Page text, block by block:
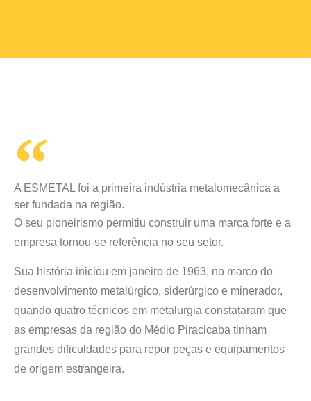
A ESMETAL foi a primeira indústria metalomecânica a
ser fundada na região.
O seu pioneirismo permitiu construir uma marca forte e a
empresa tornou-se referência no seu setor.
Sua história iniciou em janeiro de 1963, no marco do
desenvolvimento metalúrgico, siderúrgico e minerador,
quando quatro técnicos em metalurgia constataram que
as empresas da região do Médio Piracicaba tinham
grandes dificuldades para repor peças e equipamentos
de origem estrangeira.